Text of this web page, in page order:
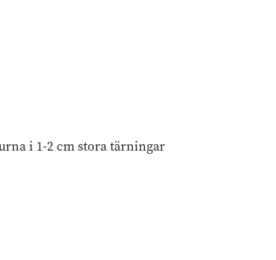
i 1-2 cm stora tärningar